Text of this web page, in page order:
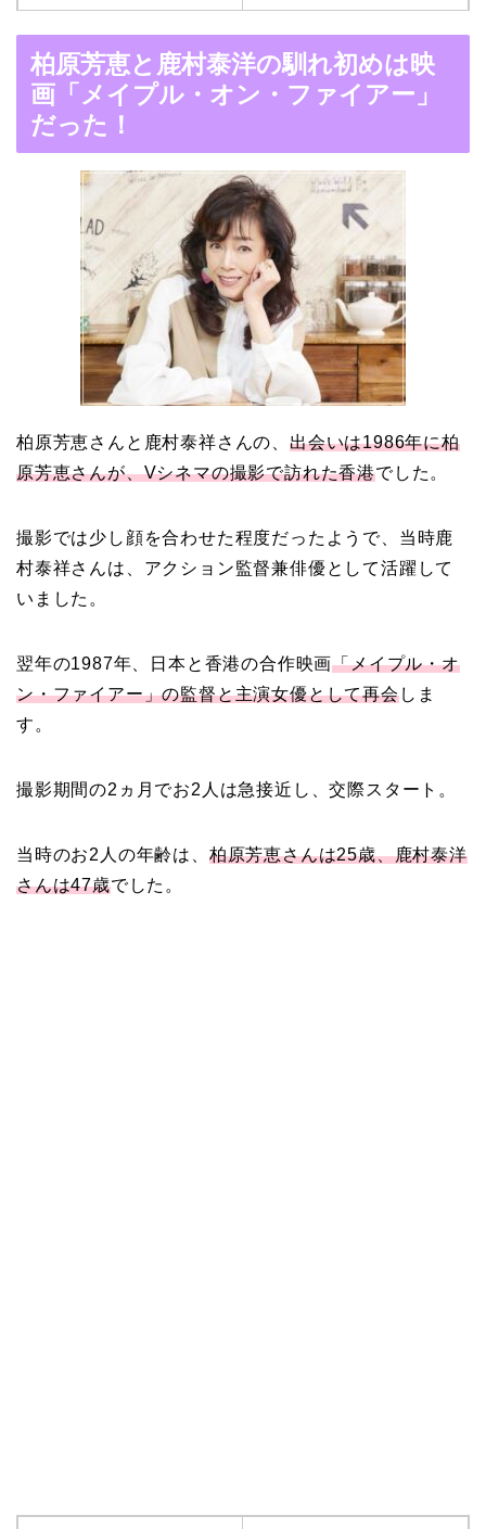
木村拓哉と嫁・工藤静香
の馴れ初めは「SMAP×S
MAP」！憧れの人との共
【画像】ブーニンの嫁は
資産家の娘！馴れ初めは
取材！？
中森明菜の結婚歴！豪華
「隠し子」の噂とは？
二宮和也と嫁・伊藤綾子
の結婚馴れ初めはバラエ
画像や離婚理由は？
柏原芳恵と鹿村泰洋の馴れ初めは映
画「メイプル・オン・ファイアー」
だった！
柏原芳恵さんと鹿村泰祥さんの、 出会いは1986年に柏
原芳恵さんが、Vシネマの撮影で訪れた香港でした。
撮影では少し顔を合わせた程度だったようで、当時鹿
村泰祥さんは、アクション監督兼俳優として活躍して
いました。
翌年の1987年、日本と香港の合作映画「メイプル・オ
ン・ファイアー」の監督と主演女優として再会しま
す。
撮影期間の2ヵ月でお2人は急接近し、交際スタート。
当時のお2人の年齢は、 柏原芳恵さんは25歳、鹿村泰洋
さんは47歳でした。